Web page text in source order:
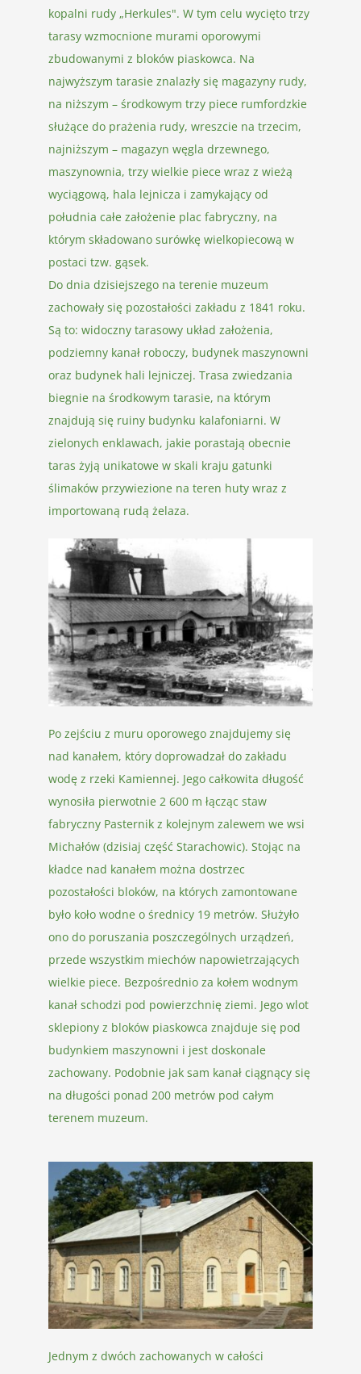
kopalni rudy „Herkules". W tym celu wycięto trzy
tarasy wzmocnione murami oporowymi
zbudowanymi z bloków piaskowca. Na
najwyższym tarasie znalazły się magazyny rudy,
na niższym – środkowym trzy piece rumfordzkie
służące do prażenia rudy, wreszcie na trzecim,
najniższym – magazyn węgla drzewnego,
maszynownia, trzy wielkie piece wraz z wieżą
wyciągową, hala lejnicza i zamykający od
południa całe założenie plac fabryczny, na
którym składowano surówkę wielkopiecową w
postaci tzw. gąsek.
Do dnia dzisiejszego na terenie muzeum
zachowały się pozostałości zakładu z 1841 roku.
Są to: widoczny tarasowy układ założenia,
podziemny kanał roboczy, budynek maszynowni
oraz budynek hali lejniczej. Trasa zwiedzania
biegnie na środkowym tarasie, na którym
znajdują się ruiny budynku kalafoniarni. W
zielonych enklawach, jakie porastają obecnie
taras żyją unikatowe w skali kraju gatunki
ślimaków przywiezione na teren huty wraz z
importowaną rudą żelaza.
Po zejściu z muru oporowego znajdujemy się
nad kanałem, który doprowadzał do zakładu
wodę z rzeki Kamiennej. Jego całkowita długość
wynosiła pierwotnie 2 600 m łącząc staw
fabryczny Pasternik z kolejnym zalewem we wsi
Michałów (dzisiaj część Starachowic). Stojąc na
kładce nad kanałem można dostrzec
pozostałości bloków, na których zamontowane
było koło wodne o średnicy 19 metrów. Służyło
ono do poruszania poszczególnych urządzeń,
przede wszystkim miechów napowietrzających
wielkie piece. Bezpośrednio za kołem wodnym
kanał schodzi pod powierzchnię ziemi. Jego wlot
sklepiony z bloków piaskowca znajduje się pod
budynkiem maszynowni i jest doskonale
zachowany. Podobnie jak sam kanał ciągnący się
na długości ponad 200 metrów pod całym
terenem muzeum.
Jednym z dwóch zachowanych w całości